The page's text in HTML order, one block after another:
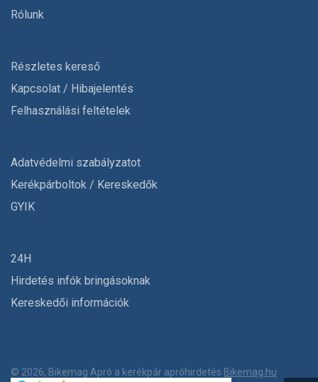
Rólunk
Részletes kereső
Kapcsolat / Hibajelentés
Felhasználási feltételek
Adatvédelmi szabályzatot
Kerékpárboltok / Kereskedők
GYIK
24H
Hirdetés infók bringásoknak
Kereskedői információk
© 2026, Bikemag Apró a kerékpár apróhirdetés Bikemag.hu